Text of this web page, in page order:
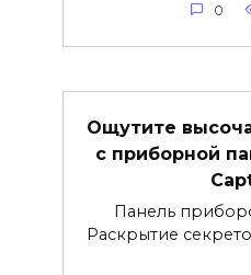
0
Ощутите
с приборной
Панель
Раскрытие